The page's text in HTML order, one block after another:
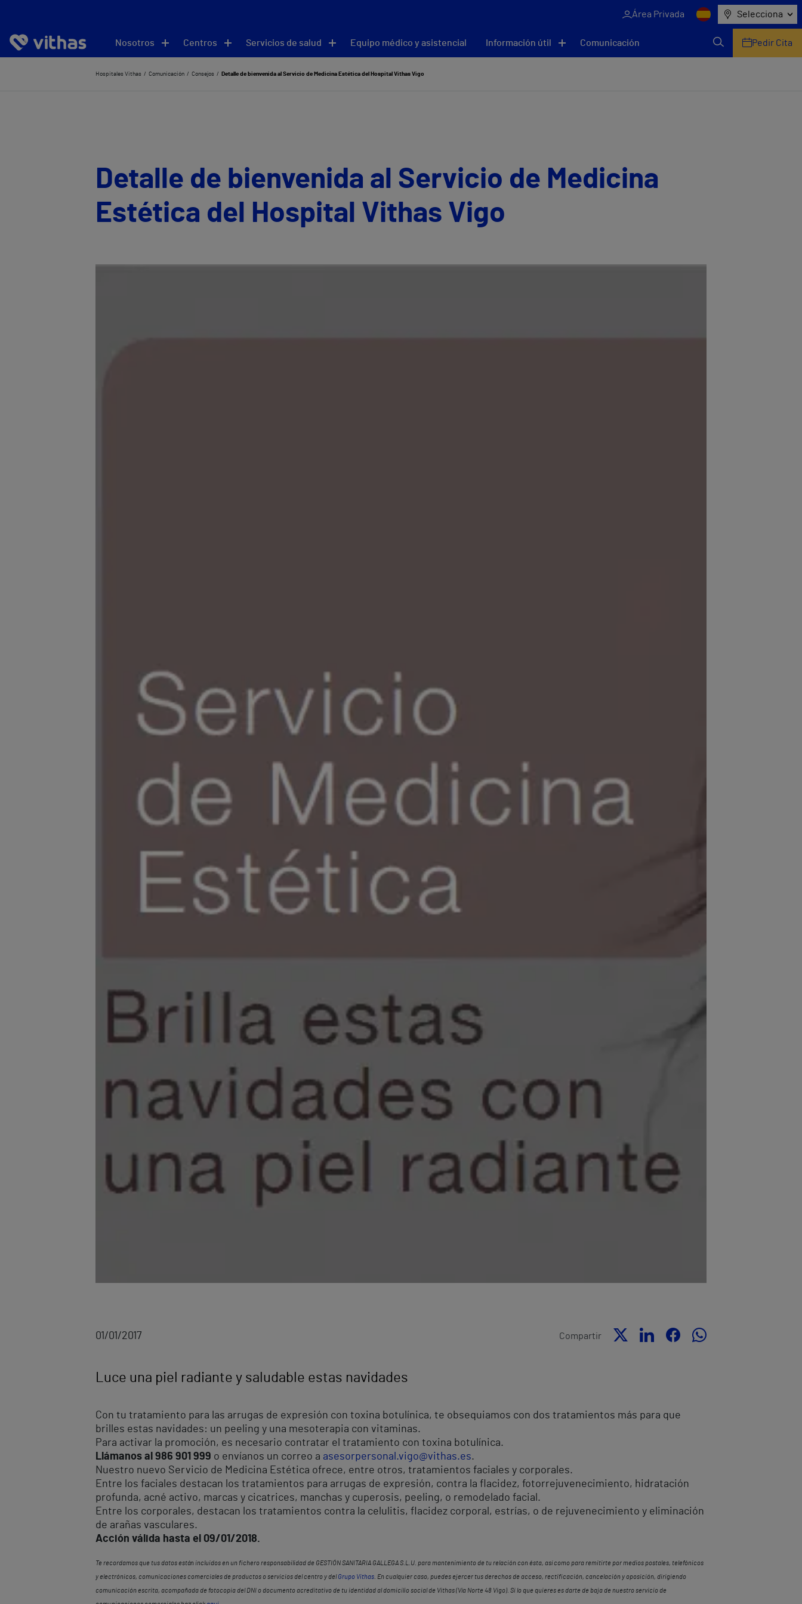
Área Privada Selecciona
Nosotros Centros Servicios de salud Equipo médico y asistencial Información útil Comunicación Pedir Cita
Hospitales Vithas Comunicación Consejos Detalle de bienvenida al Servicio de Medicina Estética del Hospital Vithas Vigo
Detalle de bienvenida al Servicio de Medicina
Estética del Hospital Vithas Vigo
01/01/2017 Compartir
Luce una piel radiante y saludable estas navidades
Con tu tratamiento para las arrugas de expresión con toxina botulínica, te obsequiamos con dos tratamientos más para que
brilles estas navidades: un peeling y una mesoterapia con vitaminas.
Para activar la promoción, es necesario contratar el tratamiento con toxina botulínica.
Llámanos al 986 901 999 o envíanos un correo a asesorpersonal.vigo@vithas.es.
Nuestro nuevo Servicio de Medicina Estética ofrece, entre otros, tratamientos faciales y corporales.
Entre los faciales destacan los tratamientos para arrugas de expresión, contra la flacidez, fotorrejuvenecimiento, hidratación
profunda, acné activo, marcas y cicatrices, manchas y cuperosis, peeling, o remodelado facial.
Entre los corporales, destacan los tratamientos contra la celulitis, flacidez corporal, estrías, o de rejuvenecimiento y eliminación
de arañas vasculares.
Acción válida hasta el 09/01/2018.
Te recordamos que tus datos están incluidos en un fichero responsabilidad de GESTIÓN SANITARIA GALLEGA S.L.U. para mantenimiento de tu relación con ésta, así como para remitirte por medios postales, telefónicos
y electrónicos, comunicaciones comerciales de productos o servicios del centro y delGrupo Vithas . En cualquier caso, puedes ejercer tus derechos de acceso, rectificación, cancelación y oposición, dirigiendo
comunicación escrita, acompañada de fotocopia del DNI o documento acreditativo de tu identidad al domicilio social de Vithas (Vía Norte 48 Vigo). Si lo que quieres es darte de baja de nuestro servicio de